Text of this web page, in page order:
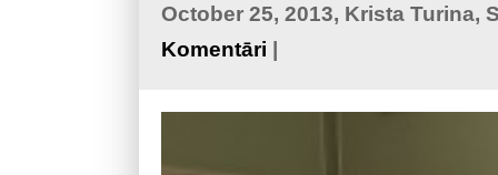
October 25, 2013, Krista Turina,
Komentāri |